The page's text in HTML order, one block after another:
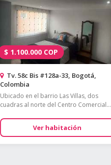
$ 1.100.000 COP
Tv. 58c Bis #128a-33, Bogotá,
Colombia
Ubicado en el barrio Las Villas, dos
cuadras al norte del Centro Comercial...
Ver habitación